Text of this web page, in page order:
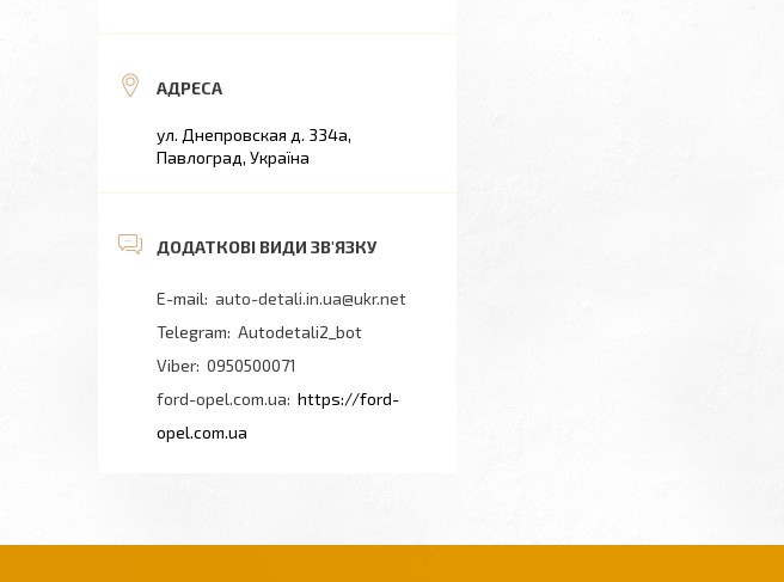
ул. Днепровская д. 334а,
Павлоград, Україна
auto-detali.in.ua@ukr.net
Autodetali2_bot
0950500071
ford-opel.com.ua https://ford-
opel.com.ua